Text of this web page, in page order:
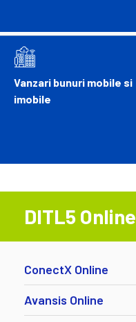
Vanzari bunuri mobile si
imobile
DITL5 Online
ConectX Online
Avansis Online